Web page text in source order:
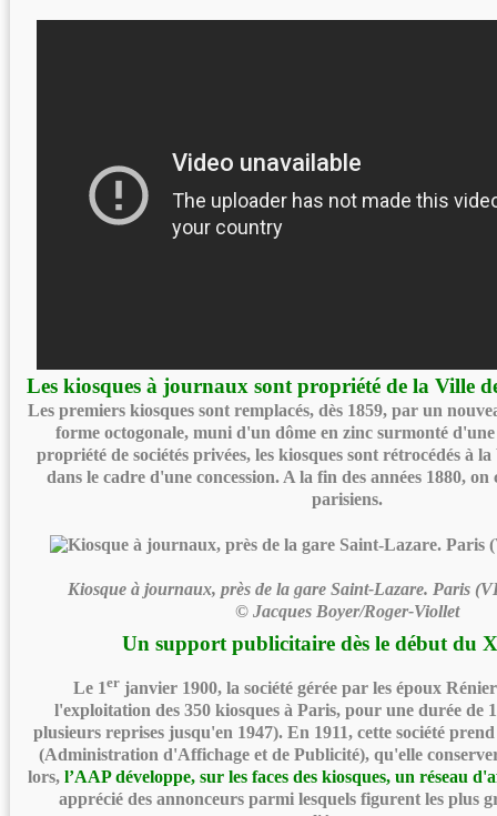
Les kiosques à journaux sont propriété de la Ville
Les premiers kiosques sont remplacés, dès 1859, par un
forme octogonale, muni d'un dôme en zinc surmonté
propriété de sociétés privées, les kiosques sont rétrocédés à
dans le cadre d'une concession. A la fin des années 1880, on
parisiens.
Kiosque à journaux, près de la gare Saint-Lazare. Paris
© Jacques Boyer/Roger-Viollet
Un support publicitaire dès le début du
Le 1er janvier 1900, la société gérée par les époux
l'exploitation des 350 kiosques à Paris, pour une durée de
plusieurs reprises jusqu'en 1947). En 1911, cette société
(Administration d'Affichage et de Publicité), qu'elle
lors,l’AAP développe, sur les faces des kiosques, un réseau
apprécié des annonceurs parmi lesquels figurent les plus